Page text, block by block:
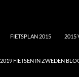
FIETSPLAN 2015 2015
2019 FIETSEN IN ZWEDEN